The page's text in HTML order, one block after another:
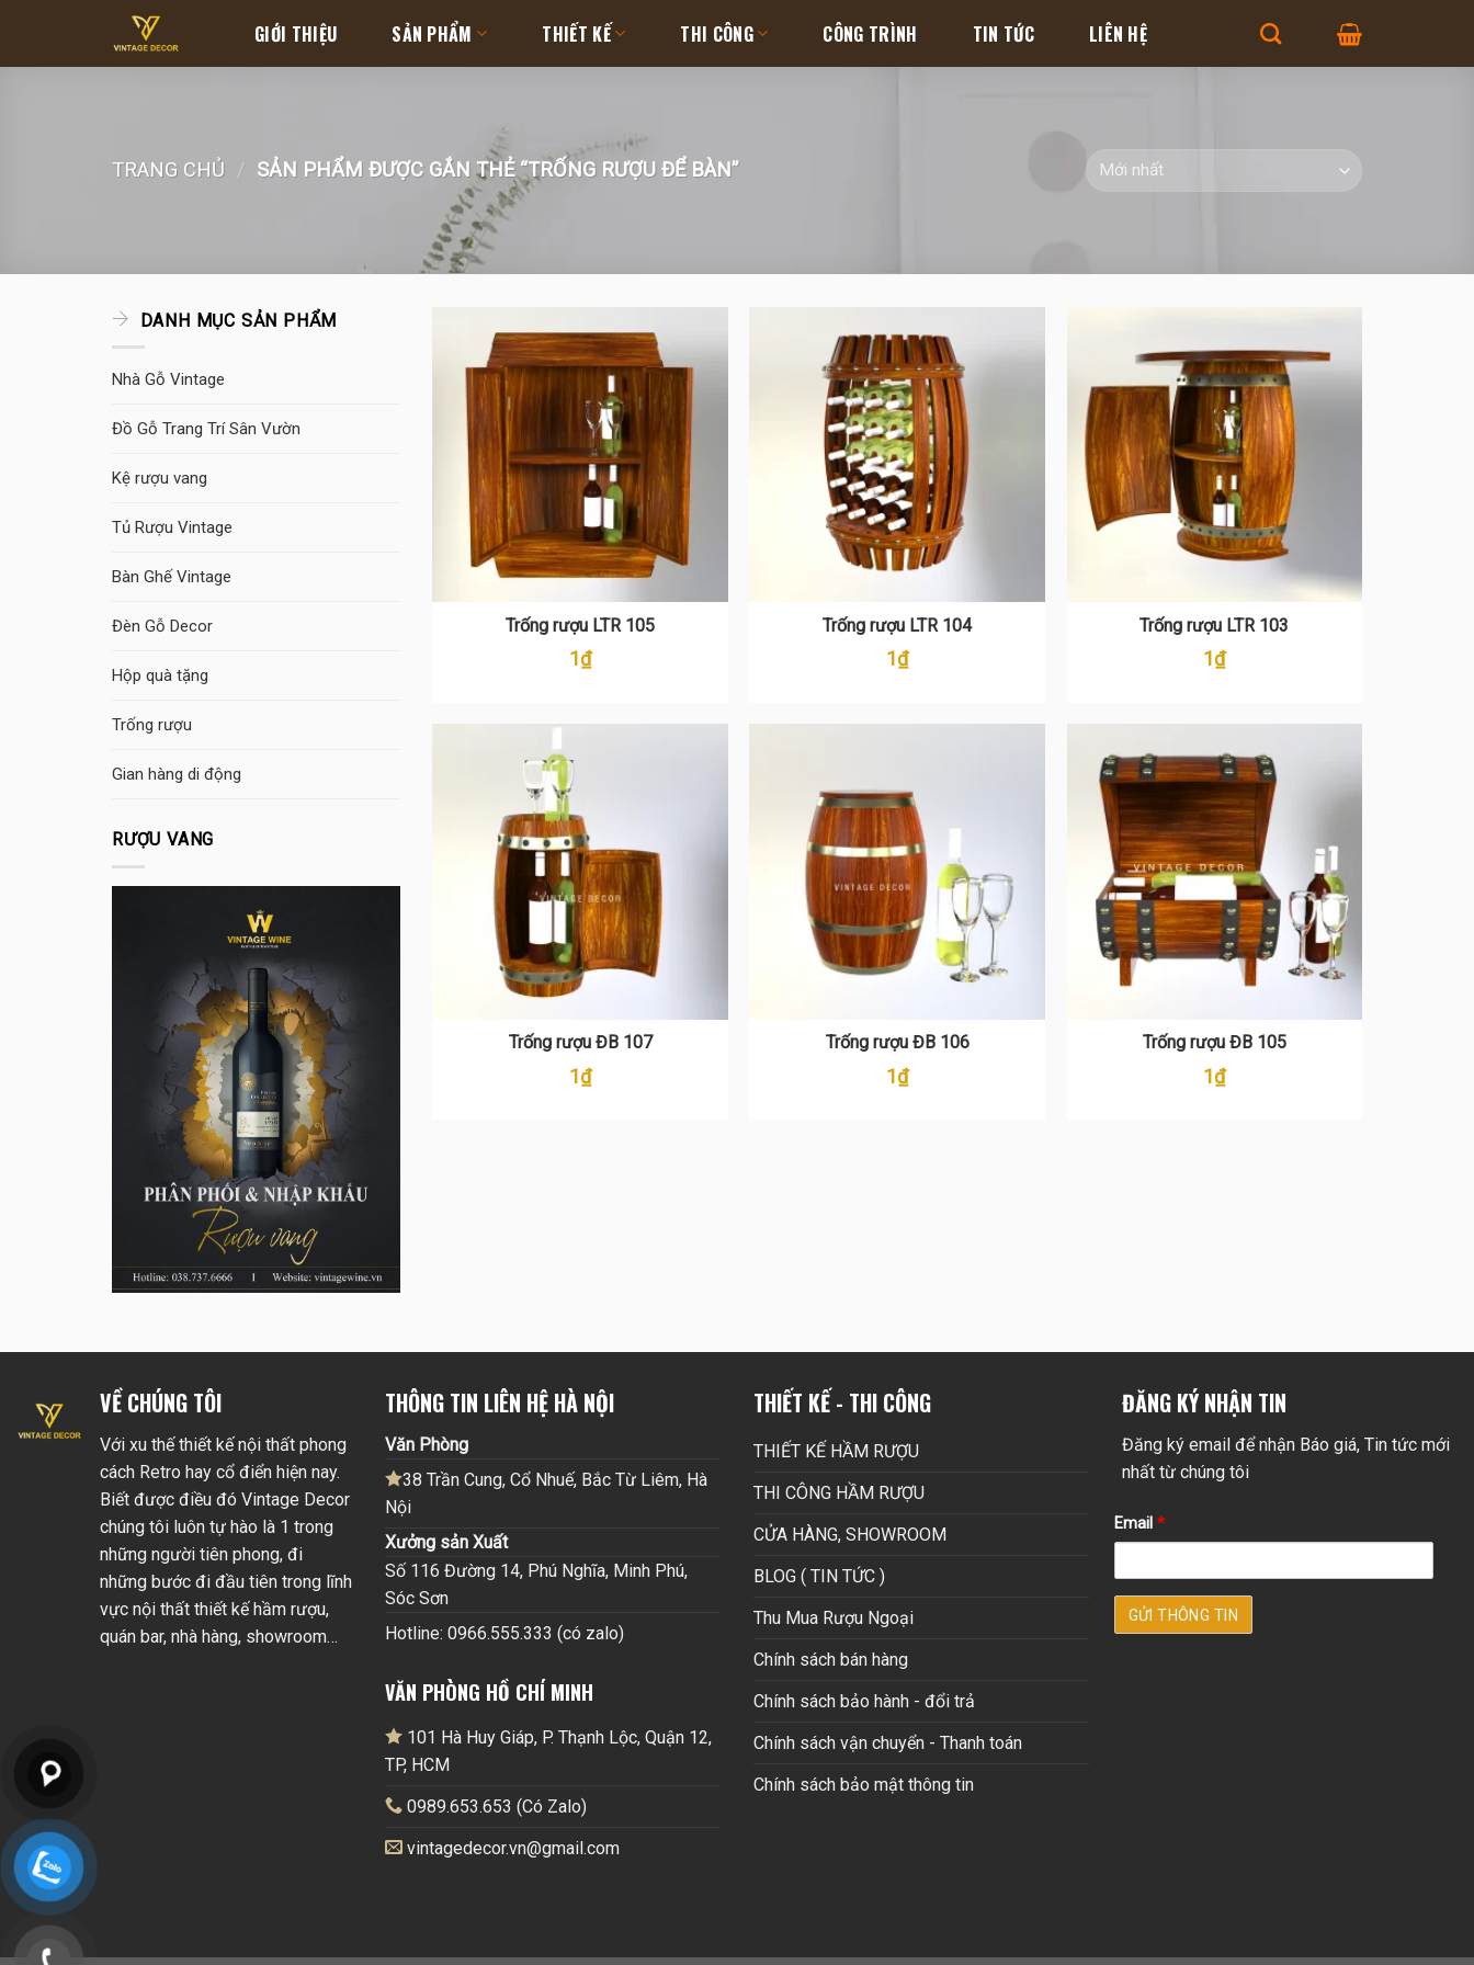
content
GIỚI THIỆU SẢN PHẨM THIẾT KẾ THI CÔNG CÔNG TRÌNH TIN TỨC LIÊN HỆ
TRANG CHỦ / SẢN PHẨM ĐƯỢC GẮN THẺ “TRỐNG RƯỢU ĐỂ BÀN”
DANH MỤC SẢN PHẨM
Nhà Gỗ Vintage
Đồ Gỗ Trang Trí Sân Vườn
Kệ rượu vang
Tủ Rượu Vintage
Bàn Ghế Vintage
Đèn Gỗ Decor
Hộp quà tặng
Trống rượu
Gian hàng di động
RƯỢU VANG
Trống rượu LTR 105
1₫
Trống rượu LTR 104
1₫
Trống rượu LTR 103
1₫
Trống rượu ĐB 107
1₫
Trống rượu ĐB 106
1₫
Trống rượu ĐB 105
1₫
VỀ CHÚNG TÔI
Với xu thế thiết kế nội thất phong
cách Retro hay cổ điển hiện nay.
Biết được điều đó Vintage Decor
chúng tôi luôn tự hào là 1 trong
những người tiên phong, đi
những bước đi đầu tiên trong lĩnh
vực nội thất thiết kế hầm rượu,
quán bar, nhà hàng, showroom…
THÔNG TIN LIÊN HỆ HÀ NỘI
Văn Phòng
38 Trần Cung, Cổ Nhuế, Bắc Từ Liêm, Hà
Nội
Xưởng sản Xuất
Số 116 Đường 14, Phú Nghĩa, Minh Phú,
Sóc Sơn
Hotline: 0966.555.333 (có zalo)
VĂN PHÒNG HỒ CHÍ MINH
101 Hà Huy Giáp, P. Thạnh Lộc, Quận 12,
TP, HCM
0989.653.653 (Có Zalo)
vintagedecor.vn@gmail.com
THIẾT KẾ - THI CÔNG
THIẾT KẾ HẦM RƯỢU
THI CÔNG HẦM RƯỢU
CỬA HÀNG, SHOWROOM
BLOG ( TIN TỨC )
Thu Mua Rượu Ngoại
Chính sách bán hàng
Chính sách bảo hành - đổi trả
Chính sách vận chuyển - Thanh toán
Chính sách bảo mật thông tin
ĐĂNG KÝ NHẬN TIN
Đăng ký email để nhận Báo giá, Tin tức mới
nhất từ chúng tôi
Email *